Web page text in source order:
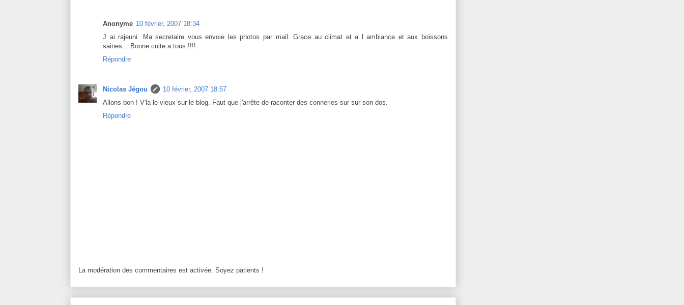
Anonyme 10 février, 2007 18:34
J ai rajeuni. Ma secretaire vous envoie les photos par mail. Grace au climat et a l ambiance et aux boissons
saines... Bonne cuite a tous !!!!
Répondre
Nicolas Jégou
10 février, 2007 18:57
Allons bon ! V'la le vieux sur le blog. Faut que j'arrête de raconter des conneries sur sur son dos.
Répondre
La modération des commentaires est activée. Soyez patients !